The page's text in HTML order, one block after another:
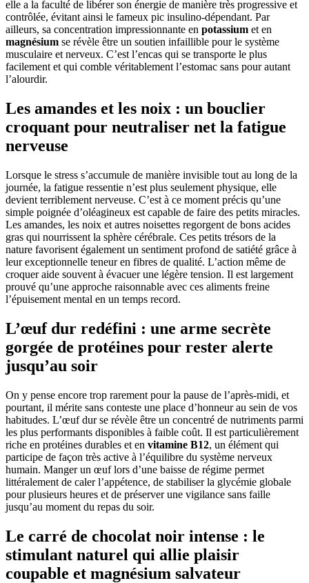
elle a la faculté de libérer son énergie de manière très progressive et
contrôlée, évitant ainsi le fameux pic insulino-dépendant. Par
ailleurs, sa concentration impressionnante en potassium et en
magnésium se révèle être un soutien infaillible pour le système
musculaire et nerveux. C’est l’encas qui se transporte le plus
facilement et qui comble véritablement l’estomac sans pour autant
l’alourdir.
Les amandes et les noix : un bouclier
croquant pour neutraliser net la fatigue
nerveuse
Lorsque le stress s’accumule de manière invisible tout au long de la
journée, la fatigue ressentie n’est plus seulement physique, elle
devient terriblement nerveuse. C’est à ce moment précis qu’une
simple poignée d’oléagineux est capable de faire des petits miracles.
Les amandes, les noix et autres noisettes regorgent de bons acides
gras qui nourrissent la sphère cérébrale. Ces petits trésors de la
nature favorisent également un sentiment profond de satiété grâce à
leur exceptionnelle teneur en fibres de qualité. L’action même de
croquer aide souvent à évacuer une légère tension. Il est largement
prouvé qu’une approche raisonnable avec ces aliments freine
l’épuisement mental en un temps record.
L’œuf dur redéfini : une arme secrète
gorgée de protéines pour rester alerte
jusqu’au soir
On y pense encore trop rarement pour la pause de l’après-midi, et
pourtant, il mérite sans conteste une place d’honneur au sein de vos
habitudes. L’œuf dur se révèle être un concentré de nutriments parmi
les plus performants disponibles à faible coût. Il est particulièrement
riche en protéines durables et en vitamine B12, un élément qui
participe de façon très active à l’équilibre du système nerveux
humain. Manger un œuf lors d’une baisse de régime permet
littéralement de caler l’appétence, de stabiliser la glycémie globale
pour plusieurs heures et de préserver une vigilance sans faille
jusqu’au moment du repas du soir.
Le carré de chocolat noir intense : le
stimulant naturel qui allie plaisir
coupable et magnésium salvateur